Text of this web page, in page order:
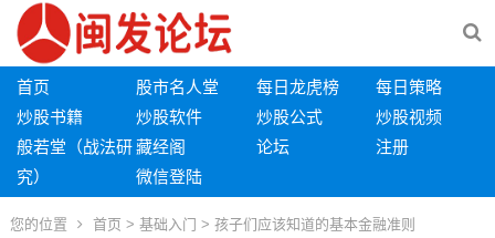
首页 股市名人堂 每日龙虎榜
每日策略
炒股书籍
炒股软件 炒股公式
炒股视频
般若堂（战法研
究）
藏经阁 论坛
注册
微信登陆
您的位置 首页 > 基础入门 > 孩子们应该知道的基本金融准则